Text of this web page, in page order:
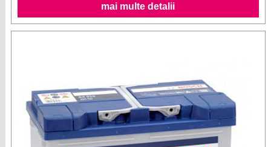
mai multe detalii